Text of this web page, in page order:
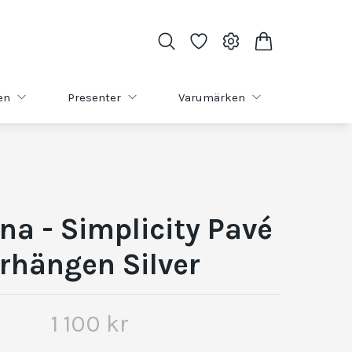
Presenter Varumärken
- Simplicity Pavé
Silver
1 100 kr